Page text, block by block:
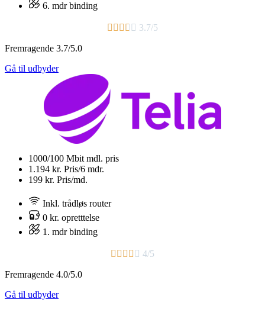
6. mdr binding​
     3.7/5
Fremragende 3.7/5.0
Gå til udbyder
1000/100 Mbit mdl. pris
1.194 kr. Pris/6 mdr.
199 kr. Pris/md.
Inkl. trådløs router
0 kr. opretttelse
1. mdr binding​
     4/5
Fremragende 4.0/5.0
Gå til udbyder